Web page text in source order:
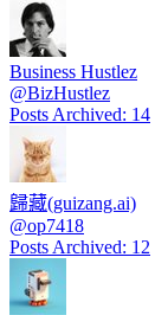
Business Hustlez
@BizHustlez
Posts Archived: 14
歸藏(guizang.ai)
@op7418
Posts Archived: 12